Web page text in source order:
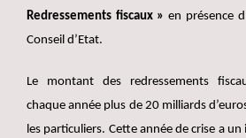
Redressements fiscaux » en présence
Conseil d’Etat.
Le montant des redressements
chaque année plus de 20 milliards
les particuliers. Cette année de crise a